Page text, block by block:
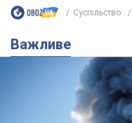
Суспільство
Важливе